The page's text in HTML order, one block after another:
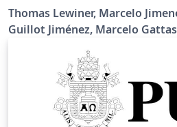
Thomas Lewiner, Marcelo
Guillot Jiménez, Marcelo